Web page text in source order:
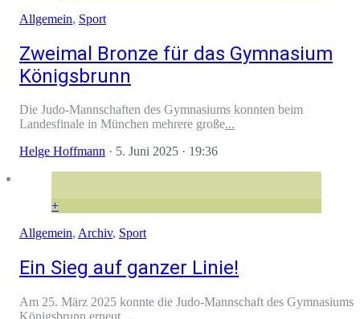
Allgemein, Sport
Zweimal Bronze für das Gymnasium
Königsbrunn
Die Judo-Mannschaften des Gymnasiums konnten beim
Landesfinale in München mehrere große...
Helge Hoffmann · 5. Juni 2025 · 19:36
+
Allgemein, Archiv, Sport
Ein Sieg auf ganzer Linie!
Am 25. März 2025 konnte die Judo-Mannschaft des Gymnasiums